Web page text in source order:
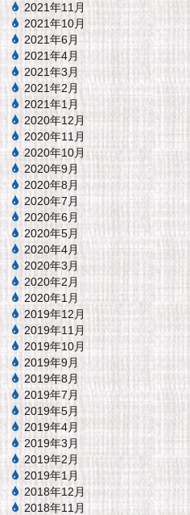
2021年11月
2021年10月
2021年6月
2021年4月
2021年3月
2021年2月
2021年1月
2020年12月
2020年11月
2020年10月
2020年9月
2020年8月
2020年7月
2020年6月
2020年5月
2020年4月
2020年3月
2020年2月
2020年1月
2019年12月
2019年11月
2019年10月
2019年9月
2019年8月
2019年7月
2019年5月
2019年4月
2019年3月
2019年2月
2019年1月
2018年12月
2018年11月